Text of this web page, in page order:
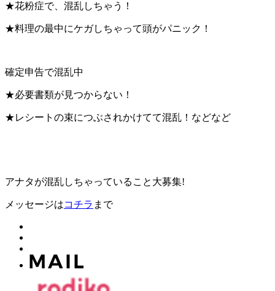
★花粉症で、混乱しちゃう！
★料理の最中にケガしちゃって頭がパニック！
確定申告で混乱中
★必要書類が見つからない！
★レシートの束につぶされかけてて混乱！などなど
アナタが混乱しちゃっていること大募集!
メッセージはコチラ まで